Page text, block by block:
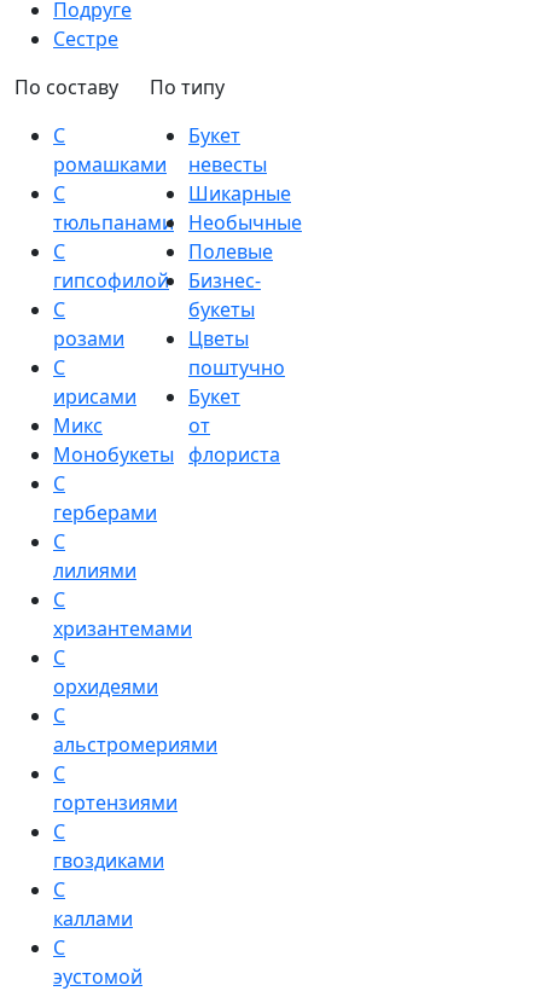
Подруге
Сестре
По составу
С
ромашками
С
тюльпанами
С
гипсофилой
С
розами
С
ирисами
Микс
Монобукеты
С
герберами
С
лилиями
С
хризантемами
С
орхидеями
С
альстромериями
С
гортензиями
С
гвоздиками
С
каллами
С
эустомой
По типу
Букет
невесты
Шикарные
Необычные
Полевые
Бизнес-
букеты
Цветы
поштучно
Букет
от
флориста